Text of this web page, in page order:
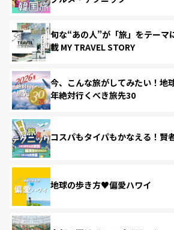
旬な“あの人”が「旅」をテーマ
載 MY TRAVEL STORY
今、こんな旅がしてみたい！地
年絶対行くべき旅先30
コスパもタイパもかなえる！賢
地球の歩き方♥偏愛ハワイ